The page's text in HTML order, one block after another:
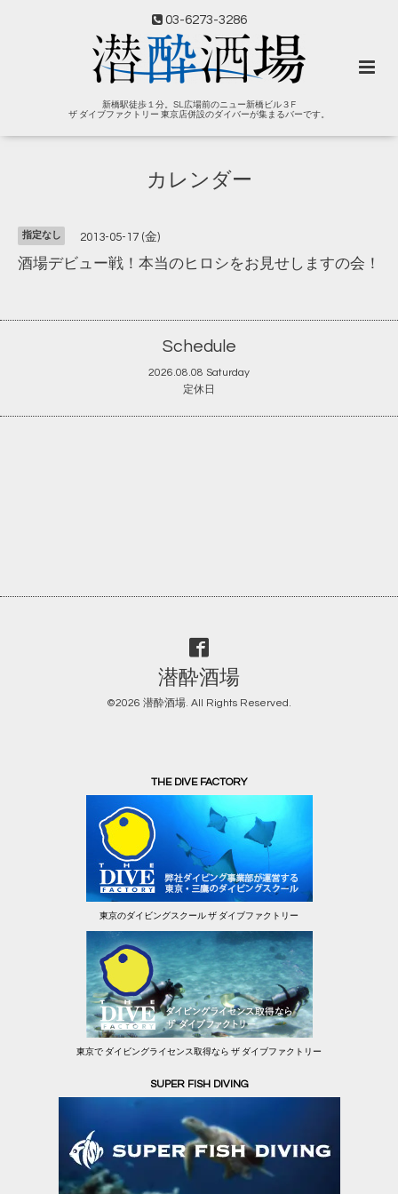
03-6273-3286
新橋駅徒歩１分。SL広場前のニュー新橋ビル３F
ザ ダイブファクトリー 東京店併設のダイバーが集まるバーです。
カレンダー
指定なし 2013-05-17 (金)
酒場デビュー戦！本当のヒロシをお見せしますの会！
Schedule
2026.08.08 Saturday
定休日
潜酔酒場
©2026 潜酔酒場. All Rights Reserved.
THE DIVE FACTORY
東京のダイビングスクール ザ ダイブファクトリー
東京で ダイビングライセンス取得なら ザ ダイブファクトリー
SUPER FISH DIVING